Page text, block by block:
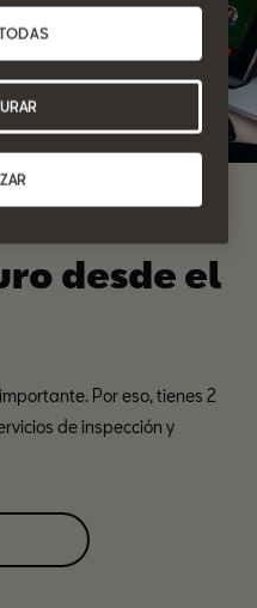
desde el
Por eso, tienes 2
de inspección y